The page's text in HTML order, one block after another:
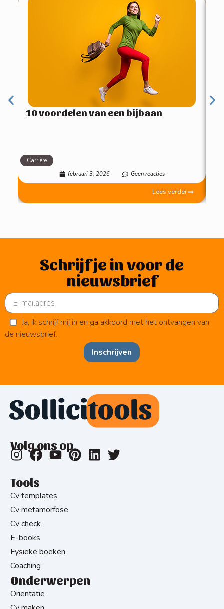
Lees verder
10 voordelen van een bijbaan
Carrière
februari 3, 2026 Geen reacties
Schrijf je in voor de
nieuwsbrief
Ja, ik schrijf mij in en ga akkoord met het ontvangen van
de nieuwsbrief.
Inschrijven
Volg ons op
Tools
Cv templates
Cv metamorfose
Cv check
E-books
Fysieke boeken
Coaching
Onderwerpen
Oriëntatie